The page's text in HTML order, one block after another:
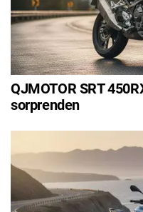
QJMOTOR SRT
sorprenden